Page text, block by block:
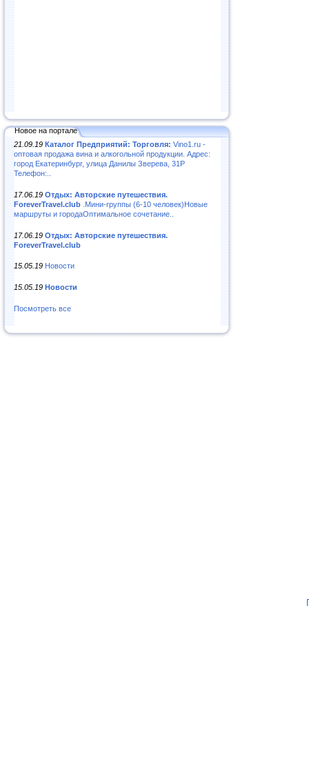
Новое на портале
21.09.19 Каталог Предприятий: Торговля: Vino1.ru -
оптовая продажа вина и алкогольной продукции. Адрес:
город Екатеринбург, улица Данилы Зверева, 31Р
Телефон:..
17.06.19 Отдых: Авторские путешествия.
ForeverTravel.club .Мини-группы (6-10 человек)Новые
маршруты и городаОптимальное сочетание..
17.06.19 Отдых: Авторские путешествия.
ForeverTravel.club
15.05.19 Новости
15.05.19 Новости
Посмотреть все